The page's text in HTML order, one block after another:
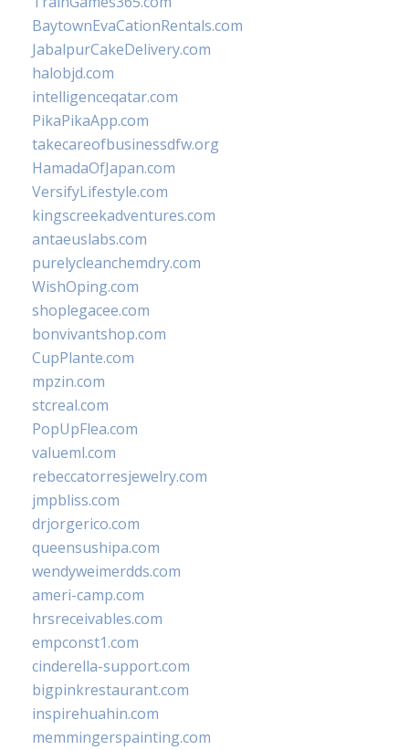
BaytownEvaCationRentals.com
JabalpurCakeDelivery.com
halobjd.com
intelligenceqatar.com
PikaPikaApp.com
takecareofbusinessdfw.org
HamadaOfJapan.com
VersifyLifestyle.com
kingscreekadventures.com
antaeuslabs.com
purelycleanchemdry.com
WishOping.com
shoplegacee.com
bonvivantshop.com
CupPlante.com
mpzin.com
stcreal.com
PopUpFlea.com
valueml.com
rebeccatorresjewelry.com
jmpbliss.com
drjorgerico.com
queensushipa.com
wendyweimerdds.com
ameri-camp.com
hrsreceivables.com
empconst1.com
cinderella-support.com
bigpinkrestaurant.com
inspirehuahin.com
memmingerspainting.com